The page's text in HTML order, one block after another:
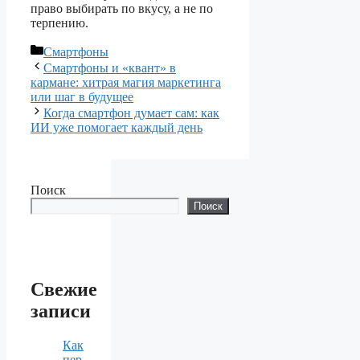
право выбирать по вкусу, а не по
терпению.
Рубрики
Смартфоны
Смартфоны и «квант» в
кармане: хитрая магия маркетинга
или шаг в будущее
Когда смартфон думает сам: как
ИИ уже помогает каждый день
Поиск
Поиск
Свежие
записи
Как